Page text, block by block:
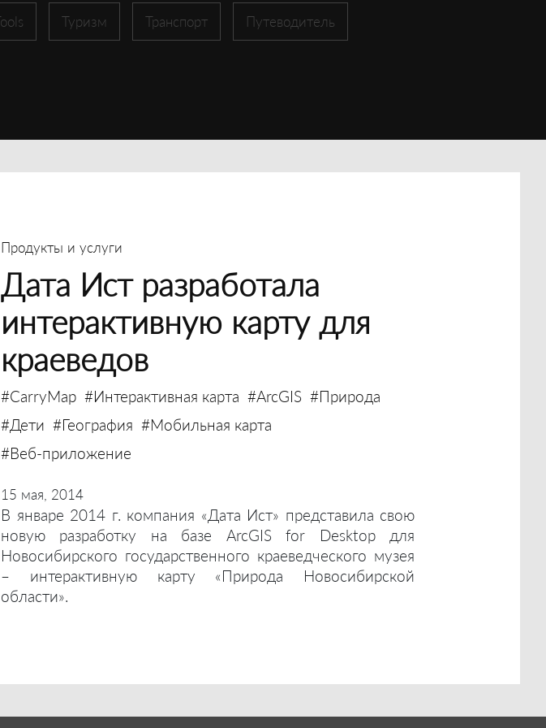
Туризм Транспорт Путеводитель
Продукты и услуги
Дата Ист разработала
интерактивную карту для
краеведов
#CarryMap #Интерактивная карта #ArcGIS #Природа
#Дети #География #Мобильная карта
#Веб-приложение
15 мая, 2014
В январе 2014 г. компания «Дата Ист» представила свою
новую разработку на базе ArcGIS for Desktop для
Новосибирского государственного краеведческого музея
– интерактивную карту «Природа Новосибирской
области».